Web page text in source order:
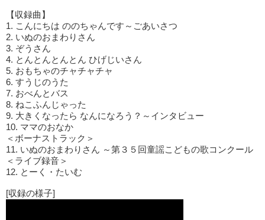
【収録曲】
1. こんにちは ののちゃんです～ごあいさつ
2. いぬのおまわりさん
3. ぞうさん
4. とんとんとんとん ひげじいさん
5. おもちゃのチャチャチャ
6. すうじのうた
7. おべんとバス
8. ねこふんじゃった
9. 大きくなったら なんになろう？～インタビュー
10. ママのおなか
＜ボーナストラック＞
11. いぬのおまわりさん ～第３５回童謡こどもの歌コンクール
＜ライブ録音＞
12. とーく・たいむ
[収録の様子]